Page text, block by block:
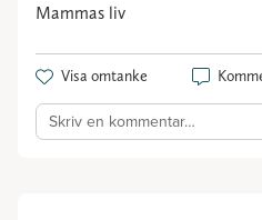
Mammas liv
Visa omtanke
Skriv en kommentar…